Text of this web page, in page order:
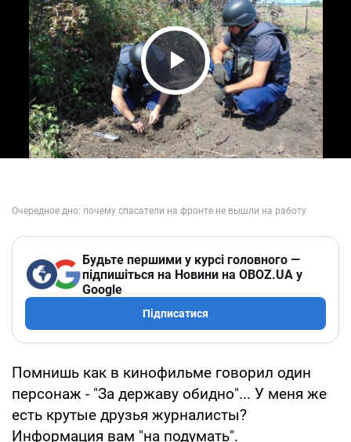
Play Video
Будьте першими у курсі головного —
підпишіться на Новини на OBOZ.UA у
Google
Підписатися
Помнишь как в кинофильме говорил один
персонаж - "За державу обидно"... У меня же
есть крутые друзья журналисты?
Информация вам "на подумать".